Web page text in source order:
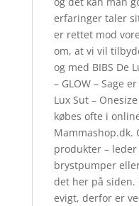
erfaringer taler
er rettet mod
om, at vi vil
og med BIBS De
– GLOW – Sage
Lux Sut –
købes ofte i
Mammashop.dk.
produkter –
brystpumper
det her på siden.
evigt, derfor er